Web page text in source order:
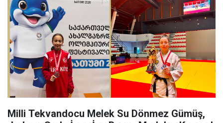
Milli Tekvandocu Melek Su Dönmez Gümüş,